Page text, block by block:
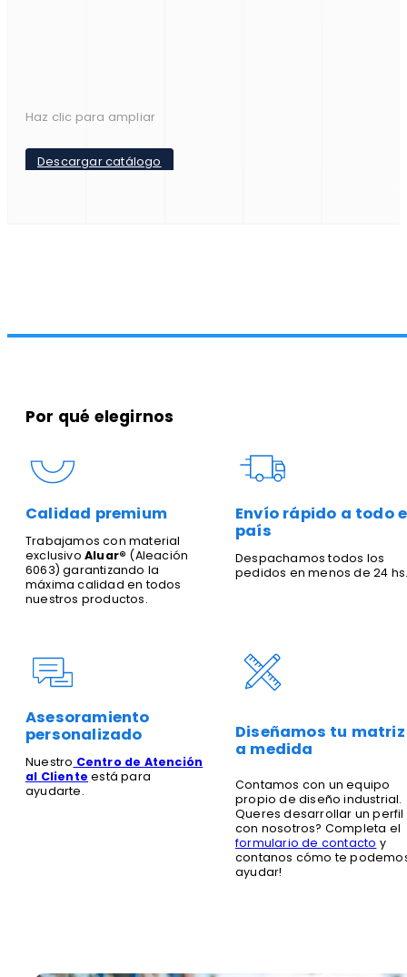
Haz clic para ampliar
Descargar catálogo
Por qué elegirnos
Calidad premium
Trabajamos con material
exclusivo Aluar® (Aleación
6063) garantizando la
máxima calidad en todos
nuestros productos.
Envío rápido a todo
país
Despachamos todos los
pedidos en menos de 24
Asesoramiento
personalizado
Nuestro Centro de Atención
al Cliente está para
ayudarte.
Diseñamos tu matriz
a medida
Contamos con un equipo
propio de diseño industrial.
Queres desarrollar un perfil
con nosotros? Completa el
formulario de contacto y
contanos cómo te
ayudar!